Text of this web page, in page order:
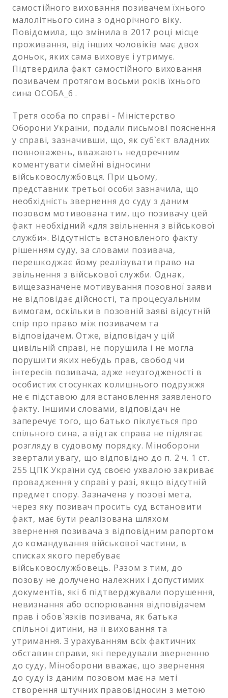
самостійного виховання позивачем їхнього
малолітнього сина з однорічного віку.
Повідомила, що змінила в 2017 році місце
проживання, від інших чоловіків має двох
доньок, яких сама виховує і утримує.
Підтвердила факт самостійного виховання
позивачем протягом восьми років їхнього
сина ОСОБА_6 .
Третя особа по справі - Міністерство
Оборони України, подали письмові пояснення
у справі, зазначивши, що, як суб`єкт владних
повноважень, вважають недоречним
коментувати сімейні відносини
військовослужбовця. При цьому,
представник третьої особи зазначила, що
необхідність звернення до суду з даним
позовом мотивована тим, що позивачу цей
факт необхідний «для звільнення з військової
служби». Відсутність встановленого факту
рішенням суду, за словами позивача,
перешкоджає йому реалізувати право на
звільнення з військової служби. Однак,
вищезазначене мотивування позовної заяви
не відповідає дійсності, та процесуальним
вимогам, оскільки в позовній заяві відсутній
спір про право між позивачем та
відповідачем. Отже, відповідач у цій
цивільній справі, не порушила і не могла
порушити яких небудь прав, свобод чи
інтересів позивача, адже неузгодженості в
особистих стосунках колишнього подружжя
не є підставою для встановлення заявленого
факту. Іншими словами, відповідач не
заперечує того, що батько піклується про
спільного сина, а відтак справа не підлягає
розгляду в судовому порядку. Міноборони
звертали увагу, що відповідно до п. 2 ч. 1 ст.
255 ЦПК України суд своєю ухвалою закриває
провадження у справі у разі, якщо відсутній
предмет спору. Зазначена у позові мета,
через яку позивач просить суд встановити
факт, має бути реалізована шляхом
звернення позивача з відповідним рапортом
до командування військової частини, в
списках якого перебуває
військовослужбовець. Разом з тим, до
позову не долучено належних і допустимих
документів, які б підтверджували порушення,
невизнання або оспорювання відповідачем
прав і обов`язків позивача, як батька
спільної дитини, на її виховання та
утримання. З урахуванням всіх фактичних
обставин справи, які передували зверненню
до суду, Міноборони вважає, що звернення
до суду із даним позовом має на меті
створення штучних правовідносин з метою